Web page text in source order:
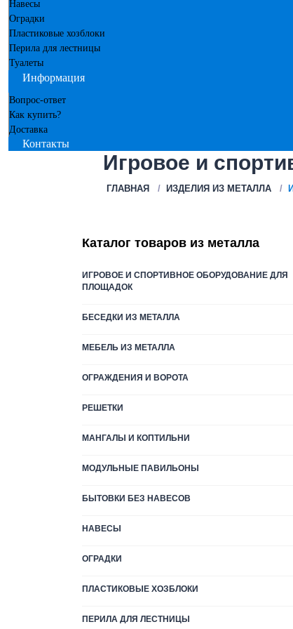
Навесы
Оградки
Пластиковые хозблоки
Перила для лестницы
Туалеты
Информация
Вопрос-ответ
Как купить?
Доставка
Контакты
Игровое и
ГЛАВНАЯ ИЗДЕЛИЯ ИЗ МЕТАЛЛА
Каталог товаров из металла
ИГРОВОЕ И СПОРТИВНОЕ ОБОРУДОВАНИЕ ДЛЯ
ПЛОЩАДОК
БЕСЕДКИ ИЗ МЕТАЛЛА
МЕБЕЛЬ ИЗ МЕТАЛЛА
ОГРАЖДЕНИЯ И ВОРОТА
РЕШЕТКИ
МАНГАЛЫ И КОПТИЛЬНИ
МОДУЛЬНЫЕ ПАВИЛЬОНЫ
БЫТОВКИ БЕЗ НАВЕСОВ
НАВЕСЫ
ОГРАДКИ
ПЛАСТИКОВЫЕ ХОЗБЛОКИ
ПЕРИЛА ДЛЯ ЛЕСТНИЦЫ